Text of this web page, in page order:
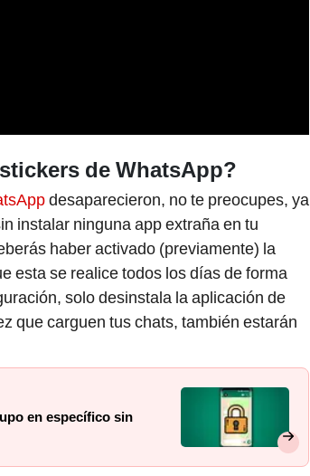
de WhatsApp?
desaparecieron, no te preocupes, ya
instalar ninguna app extraña en tu
haber activado (previamente) la
esta se realice todos los días de forma
solo desinstala la aplicación de
que carguen tus chats, también estarán
en específico sin